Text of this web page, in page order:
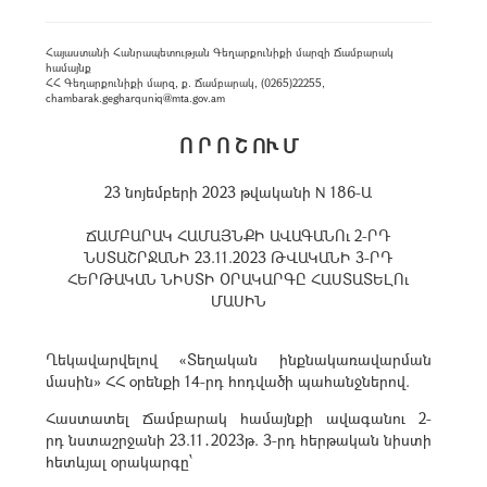
Հայաստանի Հանրապետության Գեղարքունիքի մարզի Ճամբարակ
համայնք
ՀՀ Գեղարքունիքի մարզ, ք. Ճամբարակ, (0265)22255,
chambarak.gegharquniq@mta.gov.am
Ո Ր Ո Շ ՈՒ Մ
23 նոյեմբերի 2023 թվականի N 186-Ա
ՃԱՄԲԱՐԱԿ ՀԱՄԱՅՆՔԻ ԱՎԱԳԱՆՈւ 2-ՐԴ
ՆՍՏԱՇՐՋԱՆԻ 23.11.2023 ԹՎԱԿԱՆԻ 3-ՐԴ
ՀԵՐԹԱԿԱՆ ՆԻՍՏԻ ՕՐԱԿԱՐԳԸ ՀԱՍՏԱՏԵԼՈւ
ՄԱՍԻՆ
Ղեկավարվելով «Տեղական ինքնակառավարման
մասին» ՀՀ օրենքի 14-րդ հոդվածի պահանջներով.
Հաստատել Ճամբարակ համայնքի ավագանու 2-
րդ նստաշրջանի 23.11․2023թ. 3-րդ հերթական նիստի
հետևյալ օրակարգը՝